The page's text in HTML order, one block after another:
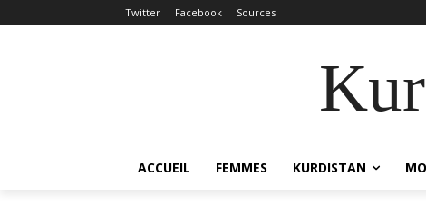
Twitter Facebook Sources
ACCUEIL FEMMES KURDISTAN